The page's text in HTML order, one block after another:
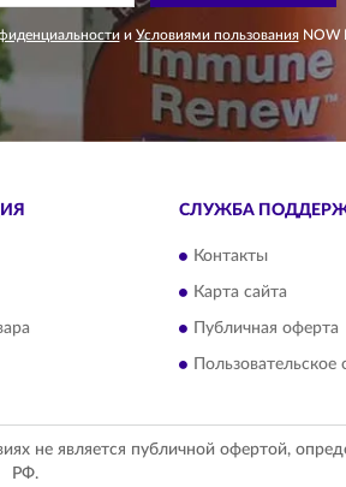
и Условиями пользованияNOW
СЛУЖБА
Контакты
Карта сайта
Публичная оферта
не является публичной офертой,
РФ.